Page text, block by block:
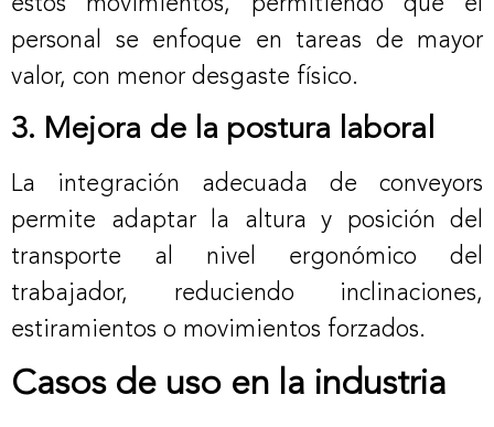
personal se enfoque en tareas de mayor
valor, con menor desgaste físico.
3. Mejora de la postura laboral
La integración adecuada de conveyors
permite adaptar la altura y posición del
transporte al nivel ergonómico del
trabajador, reduciendo inclinaciones,
estiramientos o movimientos forzados.
Casos de uso en la industria